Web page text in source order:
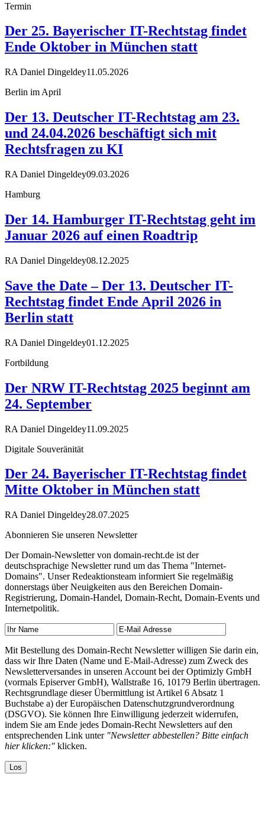
Termin
Der 25. Bayerischer IT-Rechtstag findet
Ende Oktober in München statt
RA Daniel Dingeldey11.05.2026
Berlin im April
Der 13. Deutscher IT-Rechtstag am 23.
und 24.04.2026 beschäftigt sich mit
Rechtsfragen zu KI
RA Daniel Dingeldey09.03.2026
Hamburg
Der 14. Hamburger IT-Rechtstag geht im
Januar 2026 auf einen Roadtrip
RA Daniel Dingeldey08.12.2025
Save the Date – Der 13. Deutscher IT-
Rechtstag findet Ende April 2026 in
Berlin statt
RA Daniel Dingeldey01.12.2025
Fortbildung
Der NRW IT-Rechtstag 2025 beginnt am
24. September
RA Daniel Dingeldey11.09.2025
Digitale Souveränität
Der 24. Bayerischer IT-Rechtstag findet
Mitte Oktober in München statt
RA Daniel Dingeldey28.07.2025
Abonnieren Sie unseren Newsletter
Der Domain-Newsletter von domain-recht.de ist der
deutschsprachige Newsletter rund um das Thema "Internet-
Domains". Unser Redeaktionsteam informiert Sie regelmäßig
donnerstags über Neuigkeiten aus den Bereichen Domain-
Registrierung, Domain-Handel, Domain-Recht, Domain-Events und
Internetpolitik.
Mit Bestellung des Domain-Recht Newsletter willigen Sie darin ein,
dass wir Ihre Daten (Name und E-Mail-Adresse) zum Zweck des
Newsletterversandes in unseren Account bei der Optimizly GmbH
(vormals Episerver GmbH), Wallstraße 16, 10179 Berlin übertragen.
Rechtsgrundlage dieser Übermittlung ist Artikel 6 Absatz 1
Buchstabe a) der Europäischen Datenschutzgrundverordnung
(DSGVO). Sie können Ihre Einwilligung jederzeit widerrufen,
indem Sie am Ende jedes Domain-Recht Newsletters auf den
entsprechenden Link unter "Newsletter abbestellen? Bitte einfach
hier klicken:" klicken.